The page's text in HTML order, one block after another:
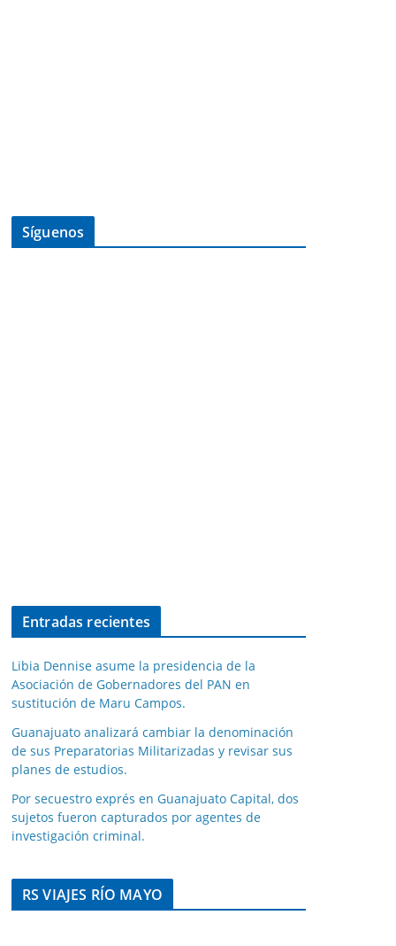
Síguenos
Entradas recientes
Libia Dennise asume la presidencia de la
Asociación de Gobernadores del PAN en
sustitución de Maru Campos.
Guanajuato analizará cambiar la denominación
de sus Preparatorias Militarizadas y revisar sus
planes de estudios.
Por secuestro exprés en Guanajuato Capital, dos
sujetos fueron capturados por agentes de
investigación criminal.
RS VIAJES RÍO MAYO